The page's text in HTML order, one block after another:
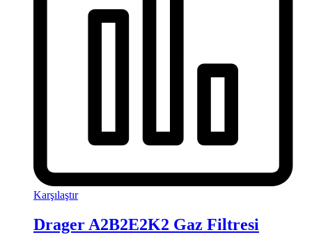
Karşılaştır
Drager A2B2E2K2 Gaz Filtresi